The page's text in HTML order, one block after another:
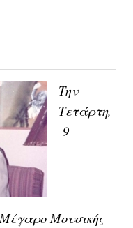
Την
Τετάρτη,
9
Μέγαρο Μουσικής